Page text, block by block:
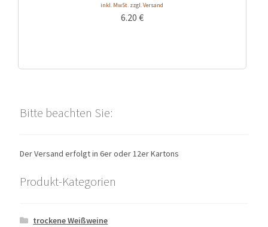
inkl. MwSt. zzgl. Versand
6.20 €
Bitte beachten Sie:
Der Versand erfolgt in 6er oder 12er Kartons
Produkt-Kategorien
trockene Weißweine